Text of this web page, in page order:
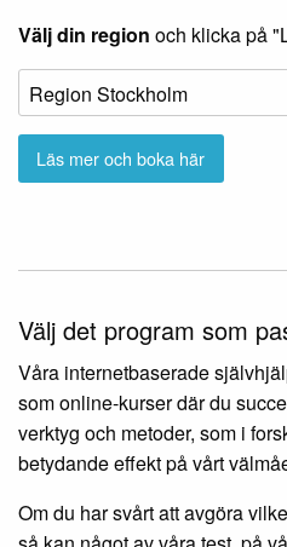
Välj din region och klicka på
Välj det program som
Våra internetbaserade
som online-kurser där du
verktyg och metoder, som i
betydande effekt på vårt
Om du har svårt att avgöra